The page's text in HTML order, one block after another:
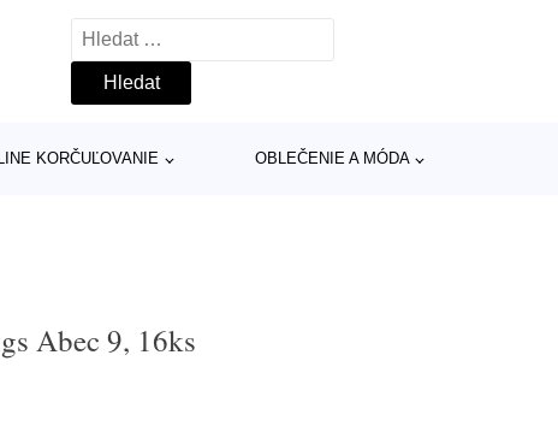
Vyhledávání
LINE KORČUĽOVANIE OBLEČENIE A MÓDA
Abec 9, 16ks